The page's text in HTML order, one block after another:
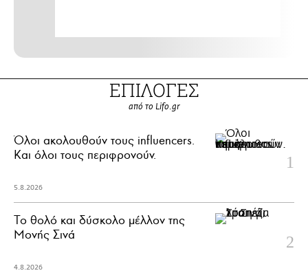
ΕΠΙΛΟΓΕΣ
από το Lifo.gr
Όλοι ακολουθούν τους influencers.
Και όλοι τους περιφρονούν.
5.8.2026
Το θολό και δύσκολο μέλλον της
Μονής Σινά
4.8.2026